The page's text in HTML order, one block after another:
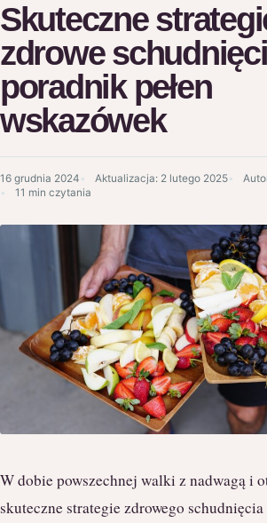
Skuteczne
zdrowe
poradnik pełen
wskazówek
16 grudnia 2024 Aktualizacja: 2 lutego 2025
11 min czytania
W dobie powszechnej walki z nadwagą i
skuteczne strategie zdrowego